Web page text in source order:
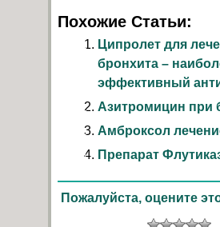
Похожие Статьи:
Ципролет для
бронхита –
эффективный
Азитромицин при
Амброксол
Препарат
Пожалуйста, оцените